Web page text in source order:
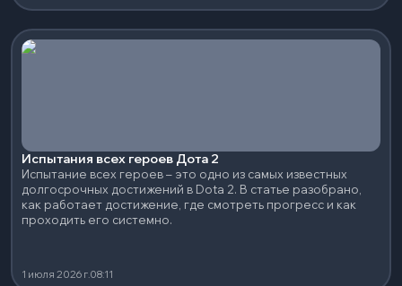
Испытания всех героев Дота 2
Испытание всех героев – это одно из самых известных
долгосрочных достижений в Dota 2. В статье разобрано,
как работает достижение, где смотреть прогресс и как
проходить его системно.
1 июля 2026 г.08:11